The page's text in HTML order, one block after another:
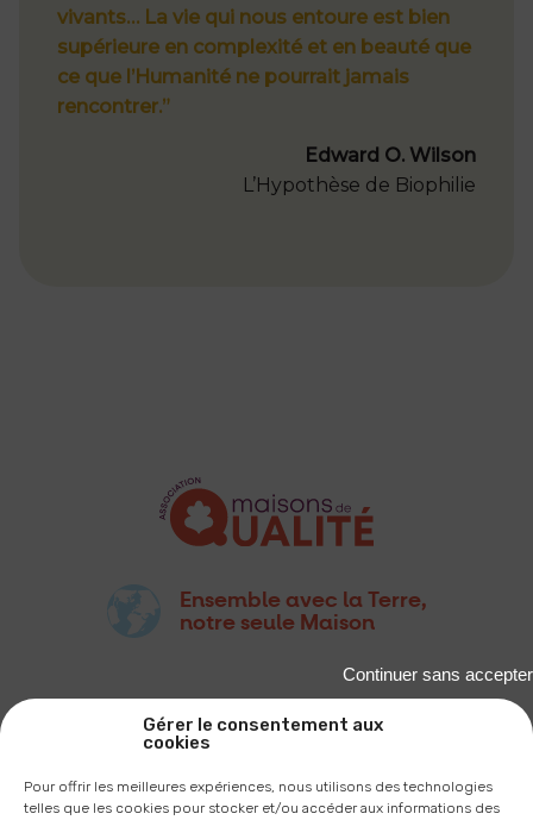
Gérer le consentement aux
cookies
Pour offrir les meilleures expériences, nous utilisons des technologies
telles que les cookies pour stocker et/ou accéder aux informations des
Continuer sans accepter
vivants… La vie qui nous entoure est bien
supérieure en complexité et en beauté que
ce que l’Humanité ne pourrait jamais
rencontrer.”
Edward O. Wilson
L’Hypothèse de Biophilie
Ensemble avec la Terre,
notre seule Maison
2A, RUE DU PÂTIS TATELIN